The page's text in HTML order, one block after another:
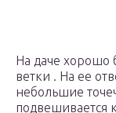
На даче хорошо
ветки . На ее
небольшие
подвешивается